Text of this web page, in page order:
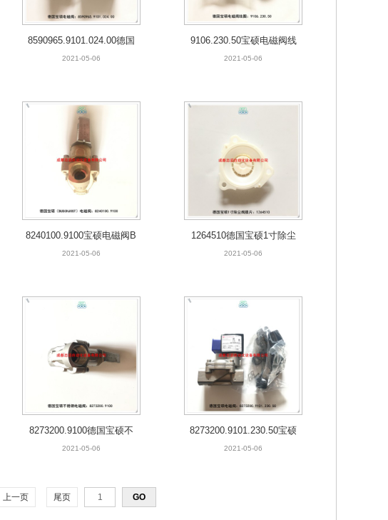
8590965.9101.024.00德国
宝硕电磁阀
2021-05-06
9106.230.50宝硕电磁阀线
圈BUSCHJOST
2021-05-06
8240100.9100宝硕电磁阀B
USCHJOST
2021-05-06
1264510德国宝硕1寸除尘
阀8296400膜片
2021-05-06
8273200.9100德国宝硕不
锈钢电磁阀
2021-05-06
8273200.9101.230.50宝硕
不锈钢电磁阀
2021-05-06
上一页 尾页